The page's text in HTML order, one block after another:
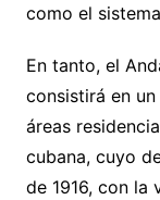
como el
En tanto, el
consistirá en
áreas
cubana, cuyo
de 1916, con la